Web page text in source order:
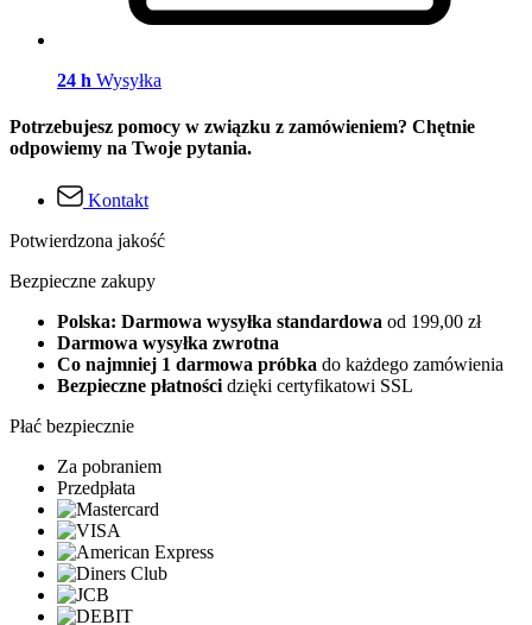
24 h Wysyłka
Potrzebujesz pomocy w związku z zamówieniem? Chętnie
odpowiemy na Twoje pytania.
Kontakt
Potwierdzona jakość
Bezpieczne zakupy
Polska: Darmowa wysyłka standardowa od 199,00 zł
Darmowa wysyłka zwrotna
Co najmniej 1 darmowa próbka do każdego zamówienia
Bezpieczne płatności dzięki certyfikatowi SSL
Płać bezpiecznie
Za pobraniem
Przedpłata